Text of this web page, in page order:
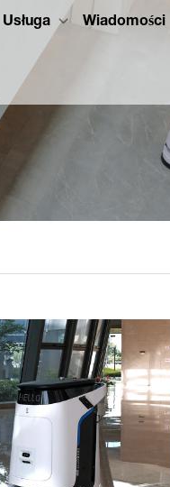
Usługa Wiadomości